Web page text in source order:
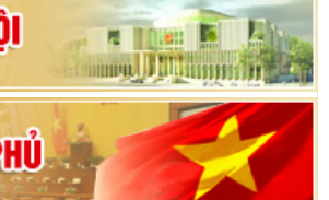
dẫn quy trình bỏ phiếu bầu cử ĐBQH
XVI và đại biểu HĐND các cấp nhiệm kỳ
2031
Quốc hội Việt Nam: vì lợi ích Nhân dân,
phát triển của đất nước